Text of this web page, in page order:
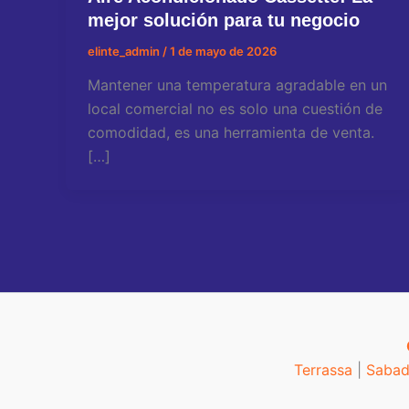
mejor solución para tu negocio
elinte_admin /1 de mayo de 2026
Mantener una temperatura agradable en un
local comercial no es solo una cuestión de
comodidad, es una herramienta de venta.
[…]
Terrassa